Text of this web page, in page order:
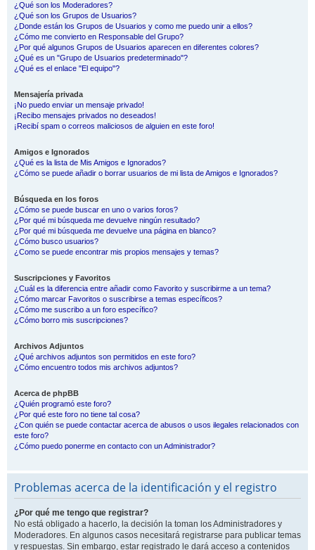
¿Qué son los Moderadores?
¿Qué son los Grupos de Usuarios?
¿Donde están los Grupos de Usuarios y como me puedo unir a ellos?
¿Cómo me convierto en Responsable del Grupo?
¿Por qué algunos Grupos de Usuarios aparecen en diferentes colores?
¿Qué es un "Grupo de Usuarios predeterminado"?
¿Qué es el enlace "El equipo"?
Mensajería privada
¡No puedo enviar un mensaje privado!
¡Recibo mensajes privados no deseados!
¡Recibí spam o correos maliciosos de alguien en este foro!
Amigos e Ignorados
¿Qué es la lista de Mis Amigos e Ignorados?
¿Cómo se puede añadir o borrar usuarios de mi lista de Amigos e Ignorados?
Búsqueda en los foros
¿Cómo se puede buscar en uno o varios foros?
¿Por qué mi búsqueda me devuelve ningún resultado?
¿Por qué mi búsqueda me devuelve una página en blanco?
¿Cómo busco usuarios?
¿Como se puede encontrar mis propios mensajes y temas?
Suscripciones y Favoritos
¿Cuál es la diferencia entre añadir como Favorito y suscribirme a un tema?
¿Cómo marcar Favoritos o suscribirse a temas específicos?
¿Cómo me suscribo a un foro específico?
¿Cómo borro mis suscripciones?
Archivos Adjuntos
¿Qué archivos adjuntos son permitidos en este foro?
¿Cómo encuentro todos mis archivos adjuntos?
Acerca de phpBB
¿Quién programó este foro?
¿Por qué este foro no tiene tal cosa?
¿Con quién se puede contactar acerca de abusos o usos ilegales relacionados con
este foro?
¿Cómo puedo ponerme en contacto con un Administrador?
Problemas acerca de la identificación y el registro
¿Por qué me tengo que registrar?
No está obligado a hacerlo, la decisión la toman los Administradores y
Moderadores. En algunos casos necesitará registrarse para publicar temas
y respuestas. Sin embargo, estar registrado le dará acceso a contenidos